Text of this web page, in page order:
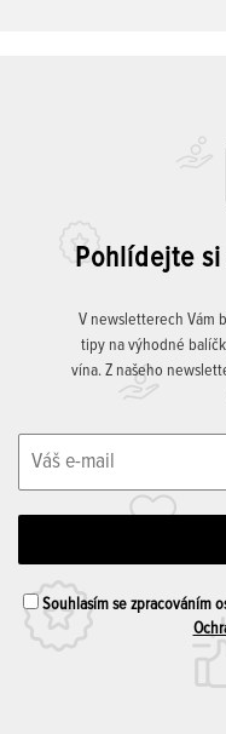
Pohlídejte
V newsletterech Vám
tipy na výhodné
vína. Z našeho
Souhlasím se zpracováním